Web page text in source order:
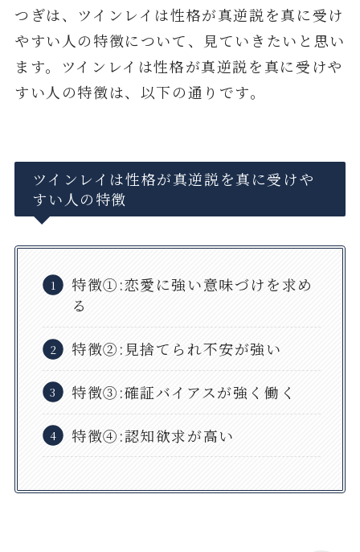
つぎは、ツインレイは性格が真逆説を真に受け
やすい人の特徴について、見ていきたいと思い
ます。ツインレイは性格が真逆説を真に受けや
すい人の特徴は、以下の通りです。
ツインレイは性格が真逆説を真に受けや
すい人の特徴
特徴①:恋愛に強い意味づけを求め
る
特徴②:見捨てられ不安が強い
特徴③:確証バイアスが強く働く
特徴④:認知欲求が高い